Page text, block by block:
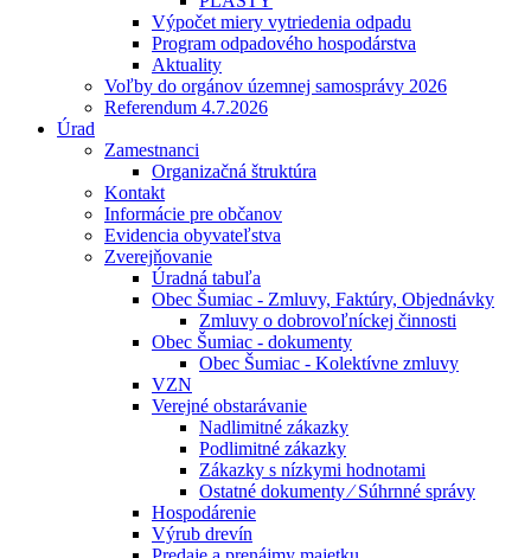
Výpočet miery vytriedenia odpadu
Program odpadového hospodárstva
Aktuality
Voľby do orgánov územnej samosprávy 2026
Referendum 4.7.2026
Úrad
Zamestnanci
Organizačná štruktúra
Kontakt
Informácie pre občanov
Evidencia obyvateľstva
Zverejňovanie
Úradná tabuľa
Obec Šumiac - Zmluvy, Faktúry, Objednávky
Zmluvy o dobrovoľníckej činnosti
Obec Šumiac - dokumenty
Obec Šumiac - Kolektívne zmluvy
VZN
Verejné obstarávanie
Nadlimitné zákazky
Podlimitné zákazky
Zákazky s nízkymi hodnotami
Ostatné dokumenty ⁄ Súhrnné správy
Hospodárenie
Výrub drevín